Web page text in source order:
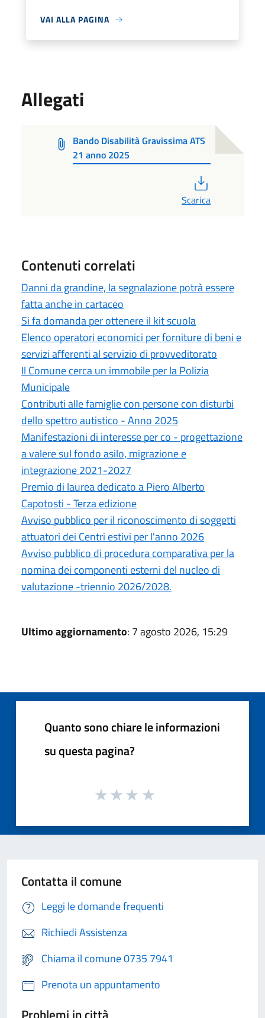
VAI ALLA PAGINA
Allegati
Bando Disabilità Gravissima ATS
21 anno 2025
Scarica
Contenuti correlati
Danni da grandine, la segnalazione potrà essere
fatta anche in cartaceo
Si fa domanda per ottenere il kit scuola
Elenco operatori economici per forniture di beni e
servizi afferenti al servizio di provveditorato
Il Comune cerca un immobile per la Polizia
Municipale
Contributi alle famiglie con persone con disturbi
dello spettro autistico - Anno 2025
Manifestazioni di interesse per co - progettazione
a valere sul fondo asilo, migrazione e
integrazione 2021-2027
Premio di laurea dedicato a Piero Alberto
Capotosti - Terza edizione
Avviso pubblico per il riconoscimento di soggetti
attuatori dei Centri estivi per l'anno 2026
Avviso pubblico di procedura comparativa per la
nomina dei componenti esterni del nucleo di
valutazione -triennio 2026/2028.
Ultimo aggiornamento: 7 agosto 2026, 15:29
Quanto sono chiare le informazioni
su questa pagina?
Contatta il comune
Leggi le domande frequenti
Richiedi Assistenza
Chiama il comune 0735 7941
Prenota un appuntamento